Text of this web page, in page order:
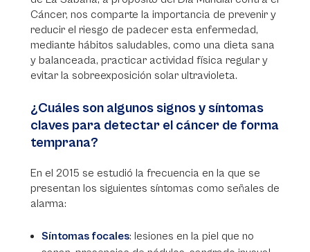
Cáncer, nos comparte la importancia de prevenir y
reducir el riesgo de padecer esta enfermedad,
mediante hábitos saludables, como una dieta sana
y balanceada, practicar actividad física regular y
evitar la sobreexposición solar ultravioleta.
¿Cuáles son algunos signos y síntomas
claves para detectar el cáncer de forma
temprana?
En el 2015 se estudió la frecuencia en la que se
presentan los siguientes síntomas como señales de
alarma:
Síntomas focales: lesiones en la piel que no